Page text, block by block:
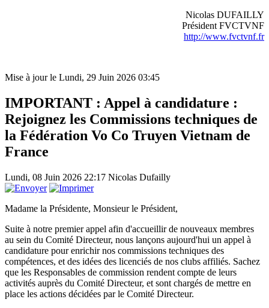
Nicolas DUFAILLY
Président FVCTVNF
http://www.fvctvnf.fr
Mise à jour le Lundi, 29 Juin 2026 03:45
IMPORTANT : Appel à candidature :
Rejoignez les Commissions techniques de
la Fédération Vo Co Truyen Vietnam de
France
Lundi, 08 Juin 2026 22:17 Nicolas Dufailly
Madame la Présidente, Monsieur le Président,
Suite à notre premier appel afin d'accueillir de nouveaux membres
au sein du Comité Directeur, nous lançons aujourd'hui un appel à
candidature pour enrichir nos commissions techniques des
compétences, et des idées des licenciés de nos clubs affiliés. Sachez
que les Responsables de commission rendent compte de leurs
activités auprès du Comité Directeur, et sont chargés de mettre en
place les actions décidées par le Comité Directeur.